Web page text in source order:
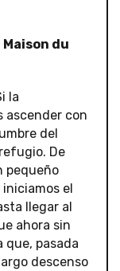
du
la
ascender con
del
De
pequeño
el
llegar al
ahora sin
que, pasada
descenso